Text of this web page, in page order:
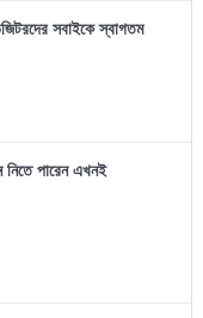
সবাইকে স্বাগতম
পারেন এখনই